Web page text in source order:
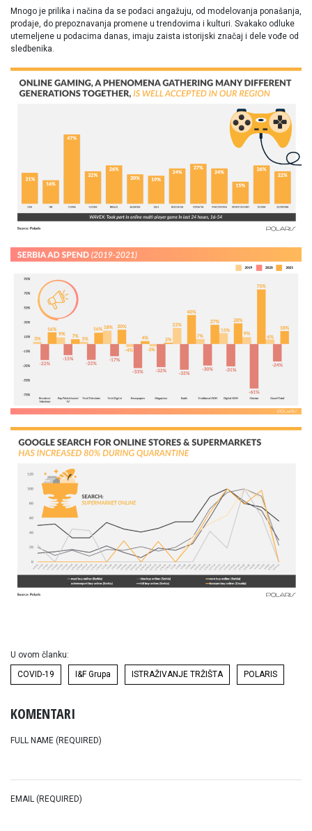
Mnogo je prilika i načina da se podaci angažuju, od modelovanja ponašanja,
prodaje, do prepoznavanja promene u trendovima i kulturi. Svakako odluke
utemeljene u podacima danas, imaju zaista istorijski značaj i dele vođe od
sledbenika.
U ovom članku:
COVID-19 I&F Grupa ISTRAŽIVANJE TRŽIŠTA POLARIS
KOMENTARI
FULL NAME (REQUIRED)
EMAIL (REQUIRED)